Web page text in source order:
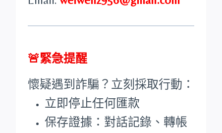
🚨緊急提醒
懷疑遇到詐騙？立刻採取行動：
立即停止任何匯款
保存證據：對話記錄、轉帳